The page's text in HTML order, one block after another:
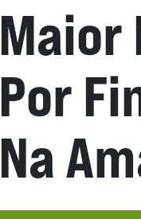
Maior
Por
Na